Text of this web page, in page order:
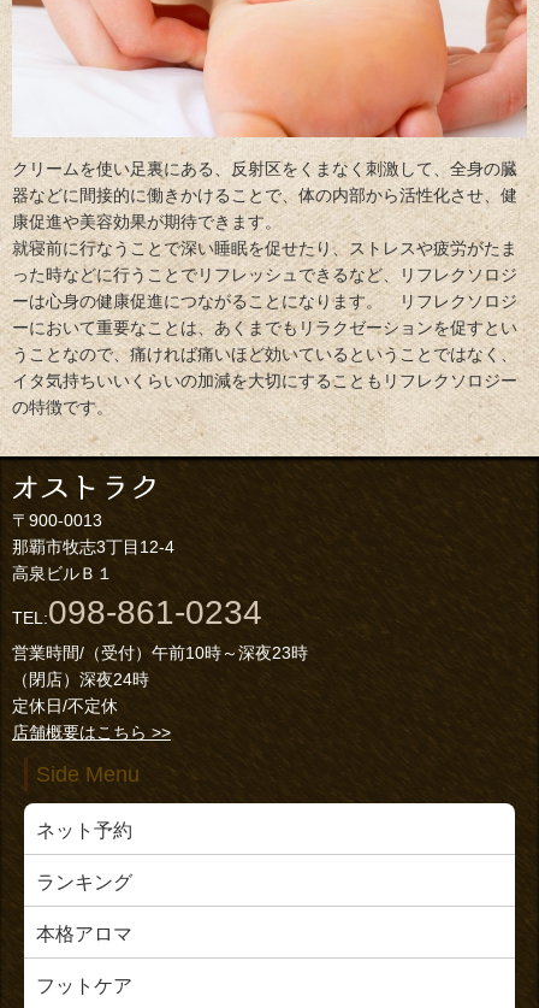
クリームを使い足裏にある、反射区をくまなく刺激して、全身の臓
器などに間接的に働きかけることで、体の内部から活性化させ、健
康促進や美容効果が期待できます。
就寝前に行なうことで深い睡眠を促せたり、ストレスや疲労がたま
った時などに行うことでリフレッシュできるなど、リフレクソロジ
ーは心身の健康促進につながることになります。 リフレクソロジ
ーにおいて重要なことは、あくまでもリラクゼーションを促すとい
うことなので、痛ければ痛いほど効いているということではなく、
イタ気持ちいいくらいの加減を大切にすることもリフレクソロジー
の特徴です。
〒900-0013
那覇市牧志3丁目12-4
高泉ビルＢ１
TEL:098-861-0234
営業時間/（受付）午前10時～深夜23時
（閉店）深夜24時
定休日/不定休
店舗概要はこちら >>
Side Menu
ネット予約
ランキング
本格アロマ
フットケア